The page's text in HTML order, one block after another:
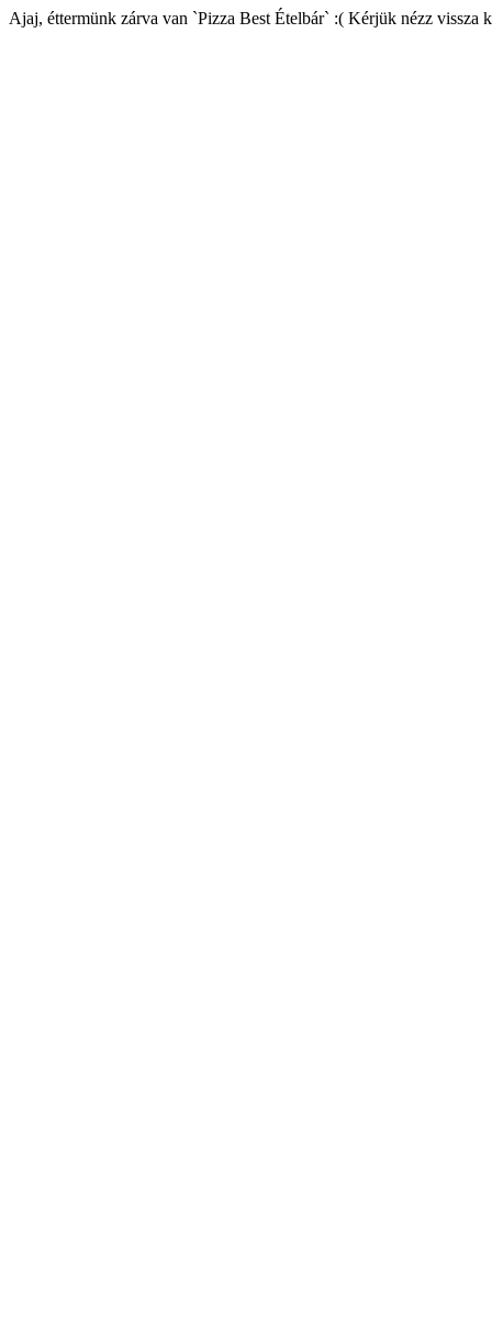
Ajaj, éttermünk zárva van `Pizza Best Ételbár` :( Kérjük nézz vissza